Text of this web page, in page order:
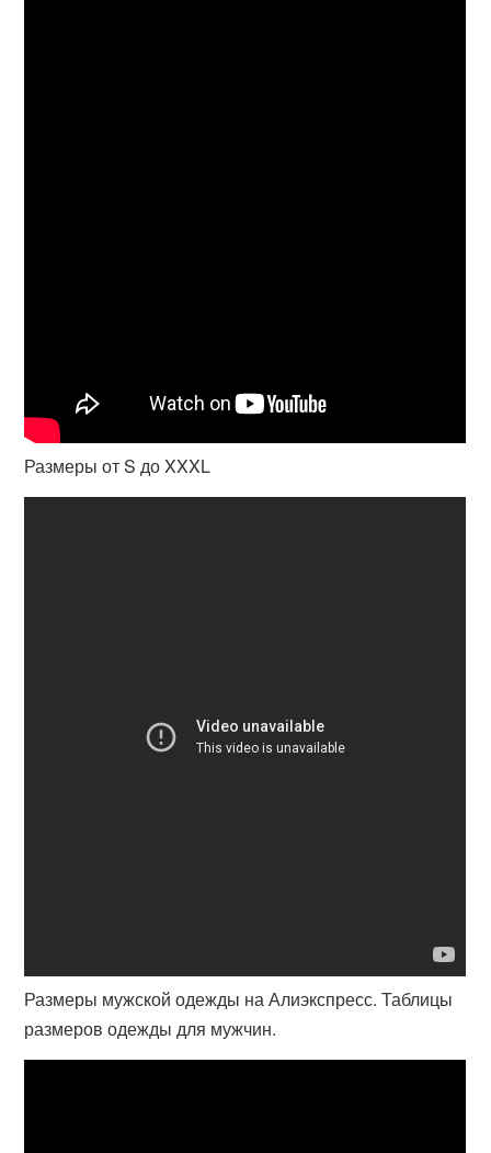
Размеры от S до XXXL
Размеры мужской одежды на Алиэкспресс. Таблицы
размеров одежды для мужчин.